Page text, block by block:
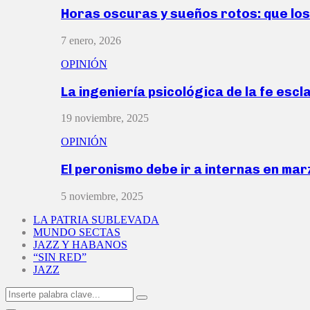
Horas oscuras y sueños rotos: que
7 enero, 2026
OPINIÓN
La ingeniería psicológica de la fe
19 noviembre, 2025
OPINIÓN
El peronismo debe ir a internas en
5 noviembre, 2025
LA PATRIA SUBLEVADA
MUNDO SECTAS
JAZZ Y HABANOS
“SIN RED”
JAZZ
Search
for:
Search